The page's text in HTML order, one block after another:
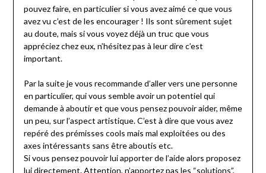
pouvez faire, en particulier si vous avez aimé ce que vous
avez vu c’est de les encourager ! Ils sont sûrement sujet
au doute, mais si vous voyez déjà un truc que vous
appréciez chez eux, n’hésitez pas à leur dire c’est
important.
Par la suite je vous recommande d’aller vers une personne
en particulier, qui vous semble avoir un potentiel qui
demande à aboutir et que vous pensez pouvoir aider, même
un peu, sur l’aspect artistique. C’est à dire que vous avez
repéré des prémisses cools mais mal exploitées ou des
axes intéressants sans être aboutis etc.
Si vous pensez pouvoir lui apporter de l’aide alors proposez
lui directement. Attention, n’apportez pas les “solutions”,